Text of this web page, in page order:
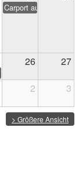
Carport aufstellen
26 27
2 3
> Größere Ansicht